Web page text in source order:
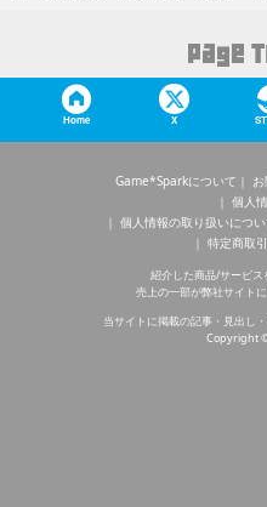
Home X
Game*Sparkについて
個人
個人情報の取り扱いにつ
特定商取
紹介した商品/サービス
売上の一部が弊社サイト
当サイトに掲載の記事・見出し
Copyright